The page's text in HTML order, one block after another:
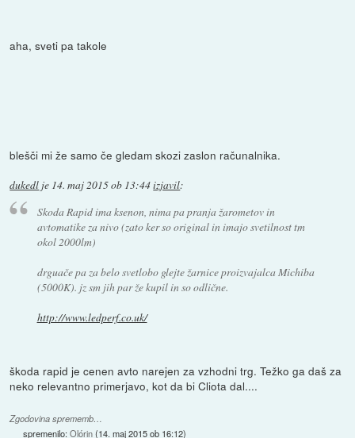
aha, sveti pa takole
blešči mi že samo če gledam skozi zaslon računalnika.
dukedl je 14. maj 2015 ob 13:44izjavil:
Skoda Rapid ima ksenon, nima pa pranja žarometov in
avtomatike za nivo (zato ker so original in imajo svetilnost tm
okol 2000lm)
drguače pa za belo svetlobo glejte žarnice proizvajalca Michiba
(5000K). jz sm jih par že kupil in so odlične.
http://www.ledperf.co.uk/
škoda rapid je cenen avto narejen za vzhodni trg. Težko ga daš za
neko relevantno primerjavo, kot da bi Cliota dal....
Zgodovina sprememb…
spremenilo:Olórin(14. maj 2015 ob 16:12)